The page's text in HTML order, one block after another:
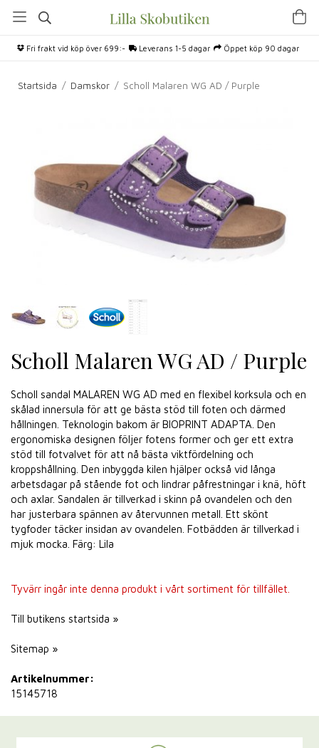
Fri frakt vid köp över 699:- Leverans 1-5 dagar Öppet köp 90 dagar
Startsida / Damskor / Scholl Malaren WG AD / Purple
Scholl Malaren WG AD / Purple
Scholl sandal MALAREN WG AD med en flexibel korksula och en
skålad innersula för att ge bästa stöd till foten och därmed
hållningen. Teknologin bakom är BIOPRINT ADAPTA. Den
ergonomiska designen följer fotens former och ger ett extra
stöd till fotvalvet för att nå bästa viktfördelning och
kroppshållning. Den inbyggda kilen hjälper också vid långa
arbetsdagar på stående fot och lindrar påfrestningar i knä, höft
och axlar. Sandalen är tillverkad i skinn på ovandelen och den
har justerbara spännen av återvunnen metall. Ett skönt
tygfoder täcker insidan av ovandelen. Fotbädden är tillverkad i
mjuk mocka. Färg: Lila
Tyvärr ingår inte denna produkt i vårt sortiment för tillfället.
Till butikens startsida »
Sitemap »
Artikelnummer:
15145718